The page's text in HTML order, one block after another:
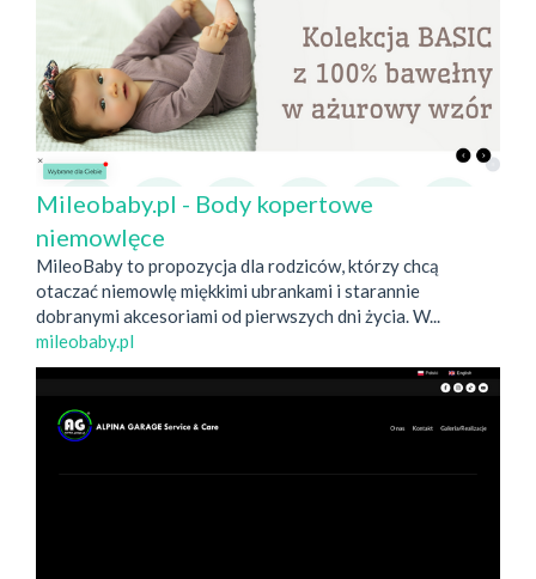
Mileobaby.pl - Body kopertowe
niemowlęce
MileoBaby to propozycja dla rodziców, którzy chcą
otaczać niemowlę miękkimi ubrankami i starannie
dobranymi akcesoriami od pierwszych dni życia. W...
mileobaby.pl